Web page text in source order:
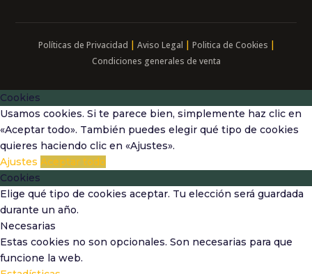
Políticas de Privacidad | Aviso Legal | Politica de Cookies |
Condiciones generales de venta
Cookies
Usamos cookies. Si te parece bien, simplemente haz clic en
«Aceptar todo». También puedes elegir qué tipo de cookies
quieres haciendo clic en «Ajustes».
Ajustes Aceptar todo
Cookies
Elige qué tipo de cookies aceptar. Tu elección será guardada
durante un año.
Necesarias
Estas cookies no son opcionales. Son necesarias para que
funcione la web.